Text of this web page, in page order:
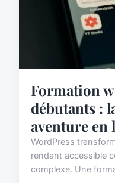
Formation
débutants :
aventure en
WordPress
rendant accessible
complexe. Une